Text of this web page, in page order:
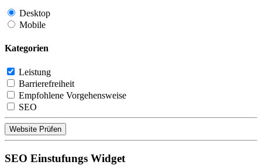
Desktop
Mobile
Kategorien
Leistung
Barrierefreiheit
Empfohlene Vorgehensweise
SEO
Website Prüfen
SEO Einstufungs Widget